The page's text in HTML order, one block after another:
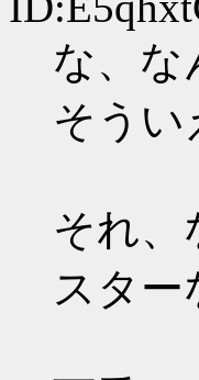
な、な
そうい
それ
スター